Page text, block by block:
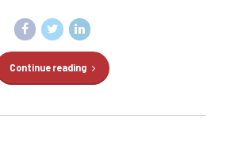
Continue reading